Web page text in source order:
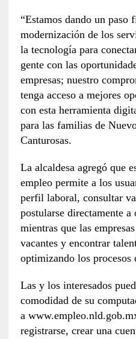
“Estamos dando un paso
modernización de los
la tecnología para
gente con las
empresas; nuestro
tenga acceso a mejores
con esta herramienta
para las familias de
Canturosas.
La alcaldesa agregó que
empleo permite a los
perfil laboral, consultar
postularse directamente
mientras que las
vacantes y encontrar
optimizando los procesos
Las y los interesados
comodidad de su
a
registrarse, crear una